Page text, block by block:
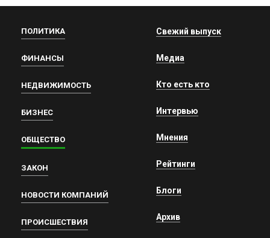
ПОЛИТИКА
ФИНАНСЫ
НЕДВИЖИМОСТЬ
БИЗНЕС
ОБЩЕСТВО
ЗАКОН
НОВОСТИ КОМПАНИЙ
ПРОИСШЕСТВИЯ
Свежий выпуск
Медиа
Кто есть кто
Интервью
Мнения
Рейтинги
Блоги
Архив